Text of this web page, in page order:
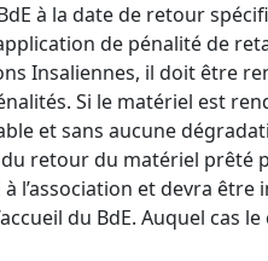
à la date de retour
de pénalité de
Insaliennes, il doit être
Si le matériel est
et sans aucune
retour du matériel prêté
l’association et devra
du BdE. Auquel cas